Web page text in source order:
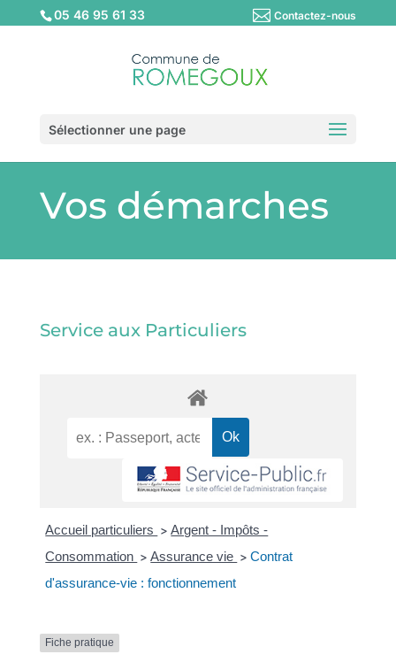
05 46 95 61 33 Contactez-nous
Sélectionner une page
Vos démarches
Service aux Particuliers
Accueil particuliers > Argent - Impôts -
Consommation > Assurance vie > Contrat
d'assurance-vie : fonctionnement
Fiche pratique